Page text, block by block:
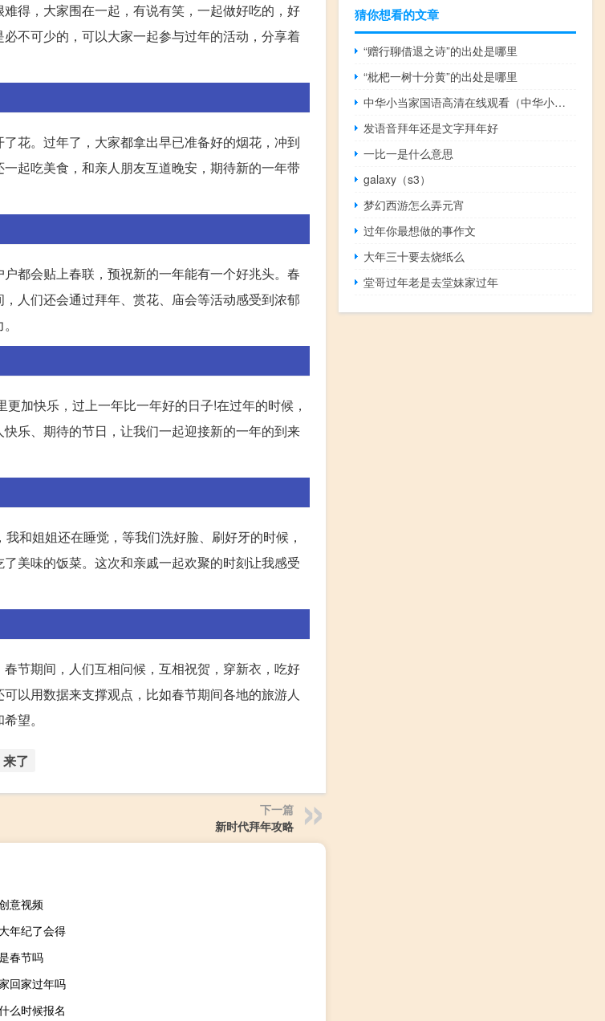
得，大家围在一起，有说有笑，一起做好吃的，好
不可少的，可以大家一起参与过年的活动，分享着
花。过年了，大家都拿出早已准备好的烟花，冲到
起吃美食，和亲人朋友互道晚安，期待新的一年带
都会贴上春联，预祝新的一年能有一个好兆头。春
人们还会通过拜年、赏花、庙会等活动感受到浓郁
加快乐，过上一年比一年好的日子!在过年的时候，
乐、期待的节日，让我们一起迎接新的一年的到来
和姐姐还在睡觉，等我们洗好脸、刷好牙的时候，
美味的饭菜。这次和亲戚一起欢聚的时刻让我感受
节期间，人们互相问候，互相祝贺，穿新衣，吃好
以用数据来支撑观点，比如春节期间各地的旅游人
望。
来了
下一篇
新时代拜年攻略
意视频
年纪了会得
春节吗
回家过年吗
么时候报名
猜你想看的文章
“赠行聊借退之诗”的出处是哪里
“枇杷一树十分黄”的出处是哪里
中华小当家国语高清在线观看（中华小当家第2部甚么时候出）
发语音拜年还是文字拜年好
一比一是什么意思
galaxy（s3）
梦幻西游怎么弄元宵
过年你最想做的事作文
大年三十要去烧纸么
堂哥过年老是去堂妹家过年